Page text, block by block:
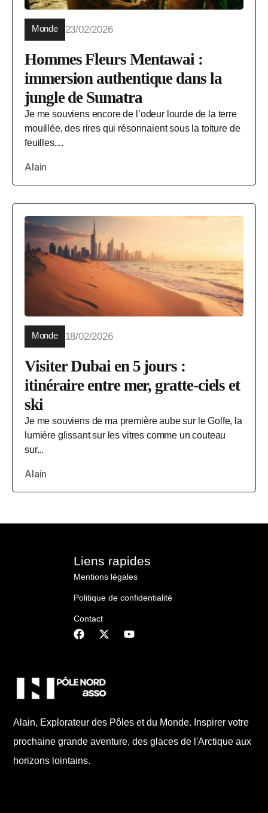
Monde 23/02/2026
Hommes Fleurs Mentawai :
immersion authentique dans la
jungle de Sumatra
Je me souviens encore de l’odeur lourde de la terre
mouillée, des rires qui résonnaient sous la toiture de
feuilles,...
Alain
Monde 18/02/2026
Visiter Dubai en 5 jours :
itinéraire entre mer, gratte-ciels et
ski
Je me souviens de ma première aube sur le Golfe, la
lumière glissant sur les vitres comme un couteau
sur...
Alain
Alain, Explorateur des Pôles et du Monde. Inspirer votre
prochaine grande aventure, des glaces de l'Arctique aux
horizons lointains.
Liens rapides
Mentions légales
Politique de confidentialité
Contact